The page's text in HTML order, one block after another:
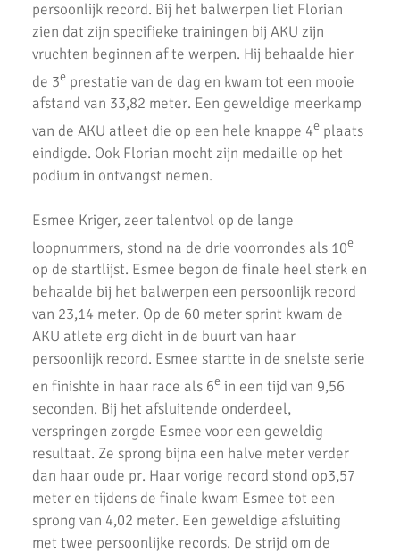
Goede prestaties D2 & C Junioren in Santpoort
AKU Uithoorn Clubkampioenschappen 2021
Pupillen Finale 2021
Record aantal AKU atleten geplaatst voor competitie finale.
Goede oogst in Amsterdam voor AKU junioren
Pupillencompetitie bij AKU groot succes
Virtuele wedstrijd AKU junioren geslaagd!
AH Jos van den Berg kidsrun in winterse kou bij AKU
Succesvolle Interne Cross Competitie AKU
3e AKU Corona Cross
2e AKU Corona Cross
1e AKU Corona Cross
Veel enthousiaste kinderen op AKU Open Dag 2020
AKU-atleten laten zich zien bij de finale van de crosscompetitie
persoonlijk record. Bij het balwerpen liet Florian
zien dat zijn specifieke trainingen bij AKU zijn
vruchten beginnen af te werpen. Hij behaalde hier
de 3e prestatie van de dag en kwam tot een mooie
afstand van 33,82 meter. Een geweldige meerkamp
van de AKU atleet die op een hele knappe 4e plaats
eindigde. Ook Florian mocht zijn medaille op het
podium in ontvangst nemen.
Esmee Kriger, zeer talentvol op de lange
loopnummers, stond na de drie voorrondes als 10e
op de startlijst. Esmee begon de finale heel sterk en
behaalde bij het balwerpen een persoonlijk record
van 23,14 meter. Op de 60 meter sprint kwam de
AKU atlete erg dicht in de buurt van haar
persoonlijk record. Esmee startte in de snelste serie
en finishte in haar race als 6e in een tijd van 9,56
seconden. Bij het afsluitende onderdeel,
verspringen zorgde Esmee voor een geweldig
resultaat. Ze sprong bijna een halve meter verder
dan haar oude pr. Haar vorige record stond op3,57
meter en tijdens de finale kwam Esmee tot een
sprong van 4,02 meter. Een geweldige afsluiting
met twee persoonlijke records. De strijd om de